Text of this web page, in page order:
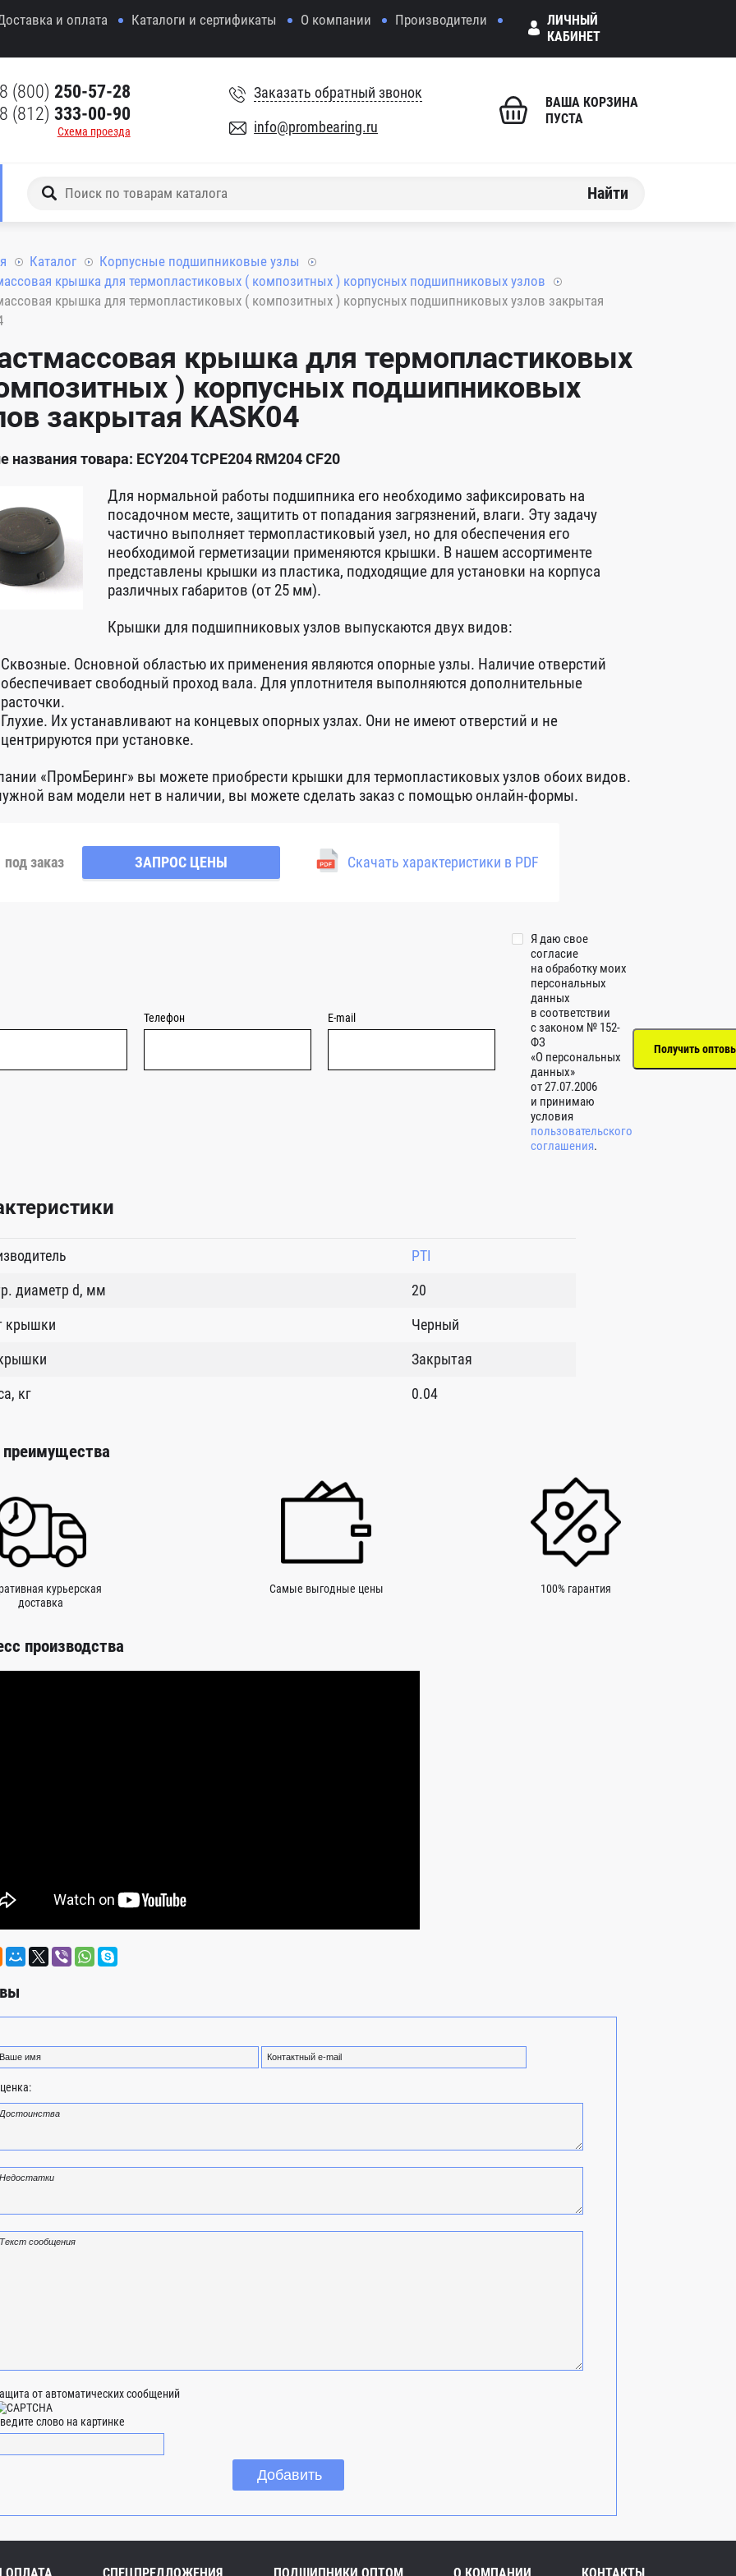
и оплата Каталоги и сертификаты О компании
Производители
ЛИЧНЫЙ
КАБИНЕТ
8 (800) 250-57-28
8 (812) 333-00-90
Схема проезда
Заказать обратный звонок
info@prombearing.ru
ВАША КОРЗИНА
ПУСТА
Найти
Каталог
Корпусные подшипниковые узлы
крышка для термопластиковых ( композитных ) корпусных подшипниковых узлов
крышка для термопластиковых ( композитных ) корпусных подшипниковых узлов закрытая
крышка для термопластиковых
) корпусных подшипниковых
закрытая KASK04
названия товара: ECY204 TCPE204 RM204 CF20
Для нормальной работы подшипника его необходимо зафиксировать на
посадочном месте, защитить от попадания загрязнений, влаги. Эту задачу
частично выполняет термопластиковый узел, но для обеспечения его
необходимой герметизации применяются крышки. В нашем ассортименте
представлены крышки из пластика, подходящие для установки на корпуса
различных габаритов (от 25 мм).
Крышки для подшипниковых узлов выпускаются двух видов:
Сквозные. Основной областью их применения являются опорные узлы. Наличие отверстий
обеспечивает свободный проход вала. Для уплотнителя выполняются дополнительные
расточки.
Глухие. Их устанавливают на концевых опорных узлах. Они не имеют отверстий и не
центрируются при установке.
«ПромБеринг» вы можете приобрести крышки для термопластиковых узлов обоих видов.
вам модели нет в наличии, вы можете сделать заказ с помощью онлайн-формы.
под заказ ЗАПРОС ЦЕНЫ Скачать характеристики в PDF
Телефон E-mail
Я даю свое
согласие
на обработку моих
персональных
данных
в соответствии
с законом № 152-
ФЗ
«О персональных
данных»
от 27.07.2006
и принимаю
условия
пользовательского
соглашения.
PTI
диаметр d, мм
20
крышки
Черный
Закрытая
кг
0.04
курьерская
доставка
Самые выгодные цены 100% гарантия
производства
от автоматических сообщений
слово на картинке